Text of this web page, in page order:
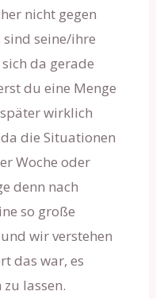
nicht gegen
seine/ihre
da gerade
du eine Menge
wirklich
die Situationen
Woche oder
denn nach
so große
wir verstehen
das war, es
lassen.